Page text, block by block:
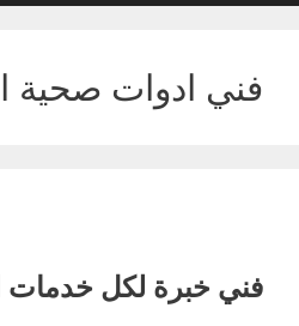
فني ادوات صحية
فني خبرة لكل